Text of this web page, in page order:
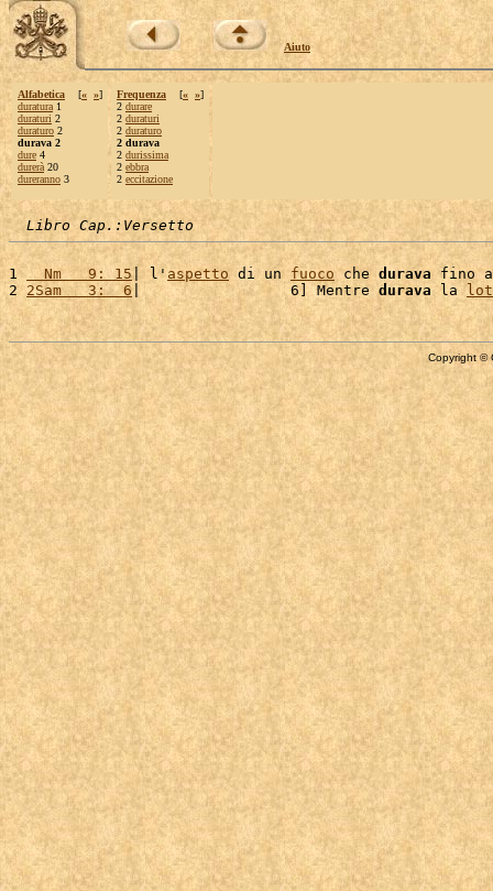
Aiuto
Alfabetica [« »]
duratura 1
duraturi 2
duraturo 2
durava 2
dure 4
durerà 20
dureranno 3
Frequenza [« »]
2 durare
2 duraturi
2 duraturo
2 durava
2 durissima
2 ebbra
2 eccitazione
Libro Cap.:Versetto
1
  Nm   9: 15
| l' aspetto di un fuoco che durava fino
2 2Sam   3:  6 |                 6] Mentre durava la
Copyright ©